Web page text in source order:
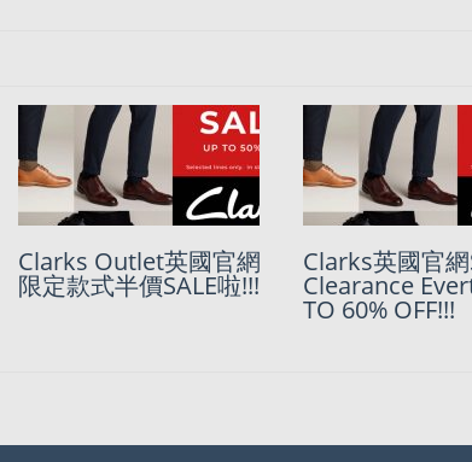
【黑五來了!】Tommy
Hilfiger美國全網5折再
加獨家額外8折優惠
Cyber Monday
不停更新中
Clarks Outlet英國官網
限定款式半價SALE啦!!!
Clarks英國官
Clearance
TO 60% OFF!!!